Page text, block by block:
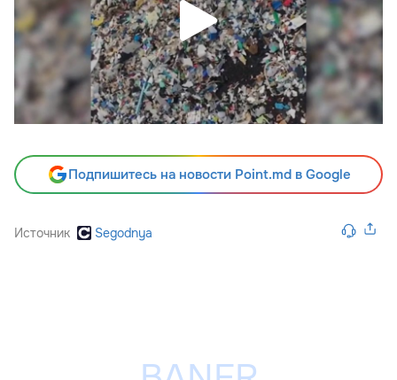
Подпишитесь на новости Point.md в Google
Источник Segodnya